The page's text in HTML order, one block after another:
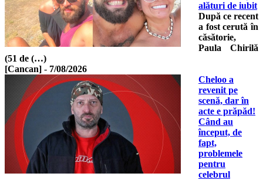
alături de iubit
După ce recent
a fost cerută în
căsătorie,
Paula Chirilă
(51 de (…)
[Cancan] - 7/08/2026
Cheloo a
revenit pe
scenă, dar în
acte e prăpăd!
Când au
început, de
fapt,
problemele
pentru
celebrul